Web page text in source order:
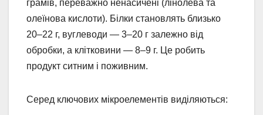
грамів, переважно ненасичені (лінолева та
олеїнова кислоти). Білки становлять близько
20–22 г, вуглеводи — 3–20 г залежно від
обробки, а клітковини — 8–9 г. Це робить
продукт ситним і поживним.
Серед ключових мікроелементів виділяються: